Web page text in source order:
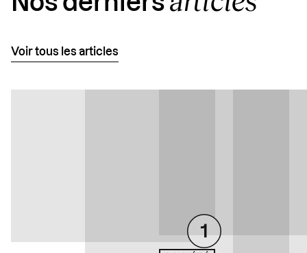
Voir tous les articles